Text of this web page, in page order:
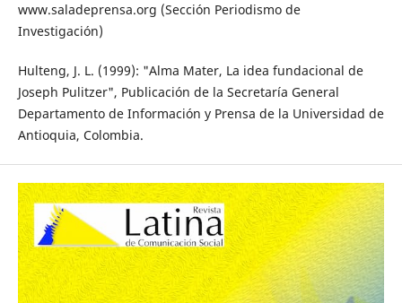
www.saladeprensa.org (Sección Periodismo de
Investigación)
Hulteng, J. L. (1999): "Alma Mater, La idea fundacional de
Joseph Pulitzer", Publicación de la Secretaría General
Departamento de Información y Prensa de la Universidad de
Antioquia, Colombia.